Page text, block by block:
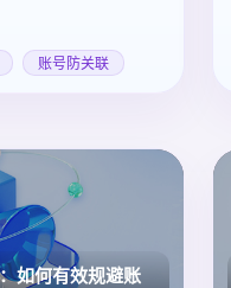
升。本文将分析多
探讨EasyBR指纹浏
案。账号防关联
如何有效规避账